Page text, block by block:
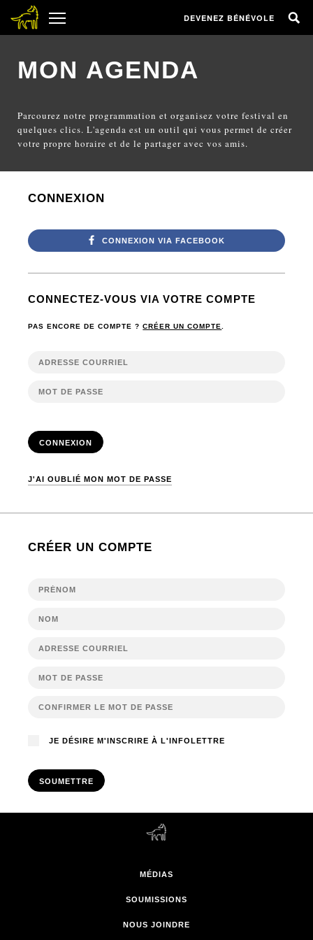
DEVENEZ BÉNÉVOLE
MON AGENDA
Parcourez notre programmation et organisez votre festival en
quelques clics. L'agenda est un outil qui vous permet de créer
votre propre horaire et de le partager avec vos amis.
CONNEXION
CONNEXION VIA FACEBOOK
CONNECTEZ-VOUS VIA VOTRE COMPTE
PAS ENCORE DE COMPTE ?CRÉER UN COMPTE
CONNEXION
J'AI OUBLIÉ MON MOT DE PASSE
CRÉER UN COMPTE
JE DÉSIRE M'INSCRIRE À L'INFOLETTRE
SOUMETTRE
MÉDIAS
SOUMISSIONS
NOUS JOINDRE